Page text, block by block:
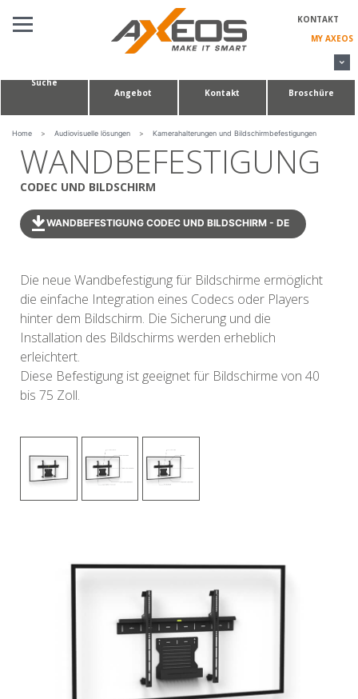
KONTAKT
MY AXEOS
MASSANFERTIGUNGEN
Suche
Angebot
Kontakt Broschüre
Home > Audiovisuelle lösungen > Kamerahalterungen und Bildschirmbefestigungen
WANDBEFESTIGUNG
CODEC UND BILDSCHIRM
WANDBEFESTIGUNG CODEC UND BILDSCHIRM - DE
Die neue Wandbefestigung für Bildschirme ermöglicht
die einfache Integration eines Codecs oder Players
hinter dem Bildschirm. Die Sicherung und die
Installation des Bildschirms werden erheblich
erleichtert.
Diese Befestigung ist geeignet für Bildschirme von 40
bis 75 Zoll.